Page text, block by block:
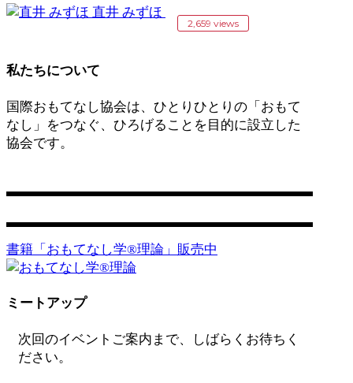
直井 みずほ
2,659 views
私たちについて
国際おもてなし協会は、ひとりひとりの「おもて
なし」をつなぐ、ひろげることを目的に設立した
協会です。
書籍「おもてなし学®️理論」販売中
ミートアップ
次回のイベントご案内まで、しばらくお待ちく
ださい。